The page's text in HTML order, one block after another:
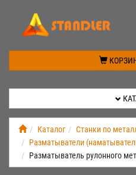
Каталог
Станки по
Разматыватели
Разматыватель рулонного